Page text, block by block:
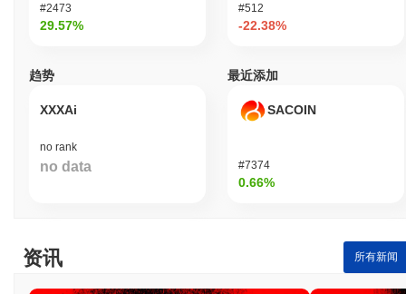
#2473
29.57%
#512
-22.38%
趋势
XXXAi
no rank
no data
最近添加
SACOIN
#7374
0.66%
资讯 所有新闻